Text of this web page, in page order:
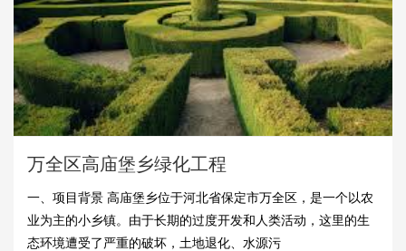
万全区高庙堡乡绿化工程
一、项目背景 高庙堡乡位于河北省保定市万全区，是一个以农
业为主的小乡镇。由于长期的过度开发和人类活动，这里的生
态环境遭受了严重的破坏，土地退化、水源污